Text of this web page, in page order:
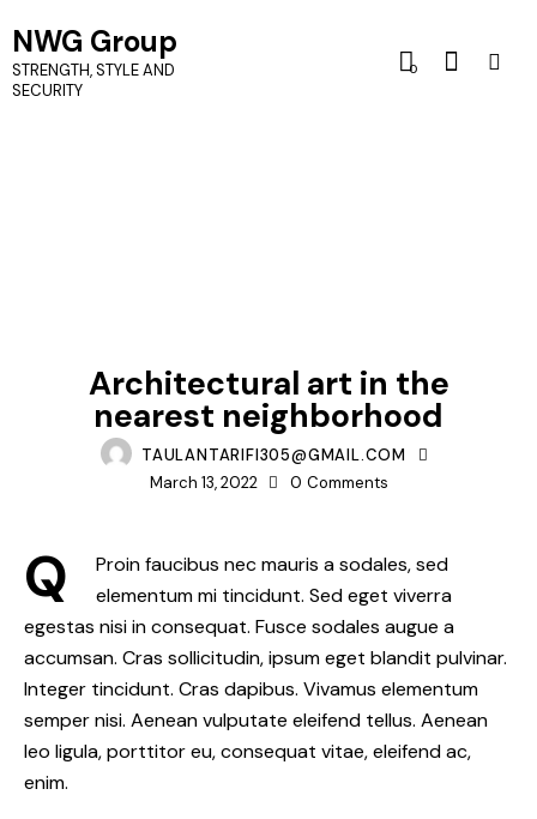
NWG Group
STRENGTH, STYLE AND
SECURITY
0
Architectural art in the
nearest neighborhood
TAULANTARIFI305@GMAIL.COM
March 13, 2022
0 Comments
Q
Proin faucibus nec mauris a sodales, sed
elementum mi tincidunt. Sed eget viverra
egestas nisi in consequat. Fusce sodales augue a
accumsan. Cras sollicitudin, ipsum eget blandit pulvinar.
Integer tincidunt. Cras dapibus. Vivamus elementum
semper nisi. Aenean vulputate eleifend tellus. Aenean
leo ligula, porttitor eu, consequat vitae, eleifend ac,
enim.